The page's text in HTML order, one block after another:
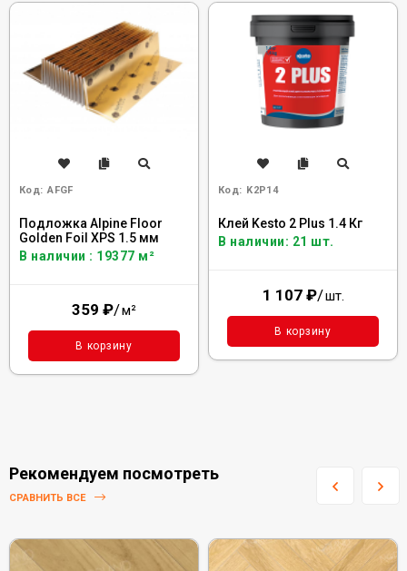
Код: AFGF
Подложка Alpine Floor
Golden Foil XPS 1.5 мм
В наличии : 19377 м²
359 ₽/м²
В корзину
Код: K2P14
Клей Kesto 2 Plus 1.4 Кг
В наличии: 21 шт.
1 107 ₽/шт.
В корзину
Рекомендуем посмотреть
СРАВНИТЬ ВСЕ